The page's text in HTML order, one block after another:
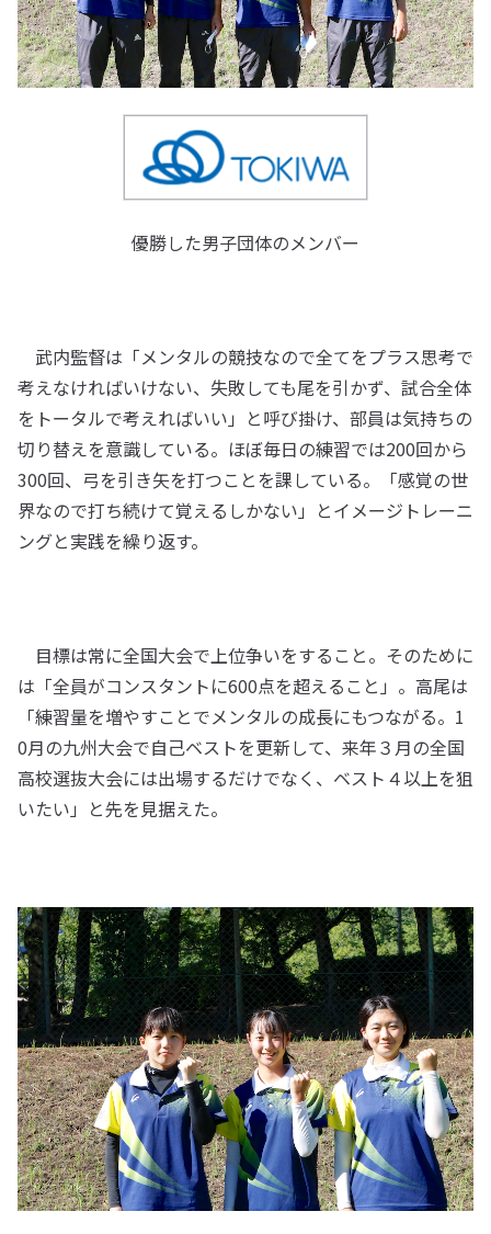
優勝した男子団体のメンバー
武内監督は「メンタルの競技なので全てをプラス思考で
考えなければいけない、失敗しても尾を引かず、試合全体
をトータルで考えればいい」と呼び掛け、部員は気持ちの
切り替えを意識している。ほぼ毎日の練習では200回から
300回、弓を引き矢を打つことを課している。「感覚の世
界なので打ち続けて覚えるしかない」とイメージトレーニ
ングと実践を繰り返す。
目標は常に全国大会で上位争いをすること。そのために
は「全員がコンスタントに600点を超えること」。高尾は
「練習量を増やすことでメンタルの成長にもつながる。1
0月の九州大会で自己ベストを更新して、来年３月の全国
高校選抜大会には出場するだけでなく、ベスト４以上を狙
いたい」と先を見据えた。